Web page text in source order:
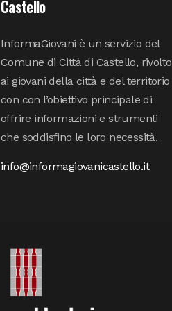
Castello
InformaGiovani è un servizio del
Comune di Città di Castello, rivolto
ai giovani della città e del territorio
con con l’obiettivo principale di
offrire informazioni e strumenti
che soddisfino le loro necessità.
info@informagiovanicastello.it